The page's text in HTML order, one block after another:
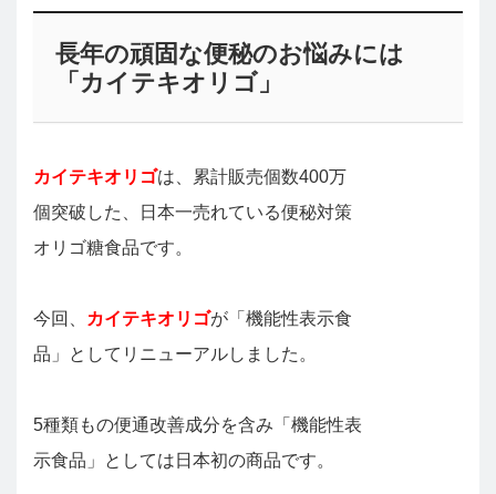
長年の頑固な便秘のお悩みには
「カイテキオリゴ」
カイテキオリゴは、累計販売個数400万
個突破した、日本一売れている便秘対策
オリゴ糖食品です。
今回、 カイテキオリゴが「機能性表示食
品」としてリニューアルしました。
5種類もの便通改善成分を含み「機能性表
示食品」としては日本初の商品です。